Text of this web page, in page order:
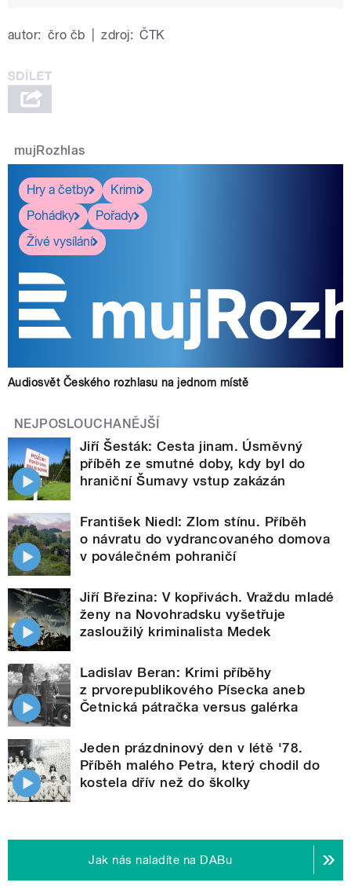
autor: čro čb zdroj: ČTK
mujRozhlas
Hry a četby
Krimi
Pohádky
Pořady
Živé vysílání
Audiosvět Českého rozhlasu na jednom místě
NEJPOSLOUCHANĚJŠÍ
Jiří Šesták: Cesta jinam. Úsměvný
příběh ze smutné doby, kdy byl do
hraniční Šumavy vstup zakázán
František Niedl: Zlom stínu. Příběh
o návratu do vydrancovaného domova
v poválečném pohraničí
Jiří Březina: V kopřivách. Vraždu mladé
ženy na Novohradsku vyšetřuje
zasloužilý kriminalista Medek
Ladislav Beran: Krimi příběhy
z prvorepublikového Písecka aneb
Četnická pátračka versus galérka
Jeden prázdninový den v létě '78.
Příběh malého Petra, který chodil do
kostela dřív než do školky
Jak nás naladíte na DABu